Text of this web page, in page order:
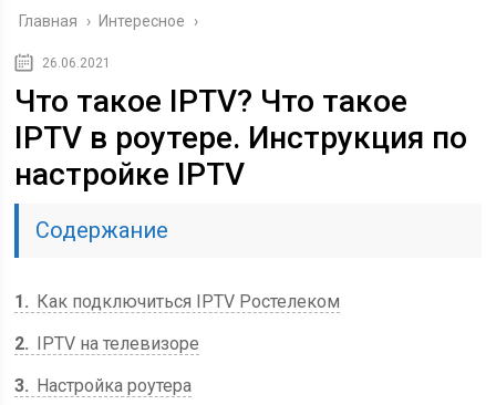
Главная › Интересное ›
26.06.2021
Что такое IPTV? Что такое
IPTV в роутере. Инструкция по
настройке IPTV
Содержание
1
Как подключиться IPTV Ростелеком
2
IPTV на телевизоре
3
Настройка роутера